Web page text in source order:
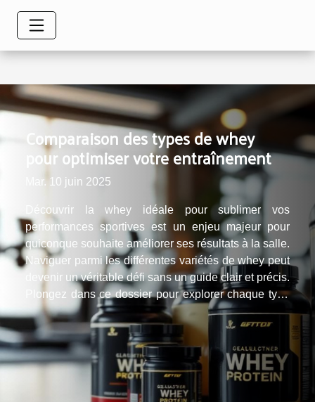
Comparaison des types de whey
pour optimiser votre entraînement
Mar. 10 juin 2025
Découvrir la whey idéale pour sublimer vos
performances sportives est un enjeu majeur pour
quiconque souhaite améliorer ses résultats à la salle.
Naviguer parmi les différentes variétés de whey peut
devenir un véritable défi sans un guide clair et précis.
Plongez dans ce dossier pour explorer chaque type
de whey et déterminer celui qui saura répondre à vos
objectifs, à vos attentes, et à votre style de vie.
Comprendre la whey protéine La whey protéine
représente l’une des protéines du lait les mieux
valorisées en nutrition sportive, notamment pour les
adeptes de musculation. Obtenue lors de la